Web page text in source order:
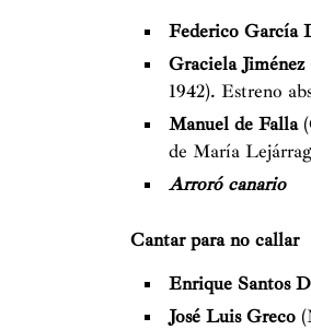
Federico García
Graciela Jiménez
1942). Estreno
Manuel de Falla
de María
Arroró canario
Cantar para no callar
Enrique Santos
José Luis Greco